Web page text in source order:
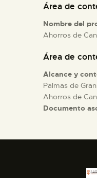
Área de
Nombre del
Ahorros de
Área de
Alcance y
Palmas de
Ahorros de
Documento